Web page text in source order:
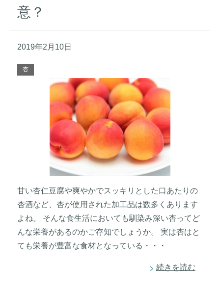
意？
2019年2月10日
杏
甘い杏仁豆腐や爽やかでスッキリとした口あたりの
杏酒など、杏が使用された加工品は数多くあります
よね。 そんな食生活においても馴染み深い杏ってど
んな栄養があるのかご存知でしょうか。 実は杏はと
ても栄養が豊富な食材となっている・・・
続きを読む